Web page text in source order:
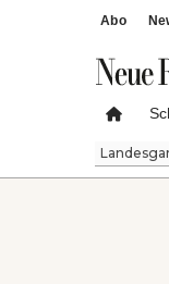
Abo